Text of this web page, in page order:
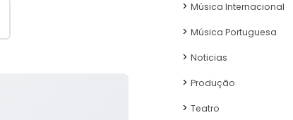
Música Internacional
Música Portuguesa
Noticias
Produção
Teatro